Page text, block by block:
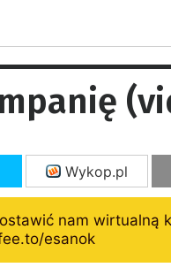
Wykop.pl
nam wirtualną
esanok